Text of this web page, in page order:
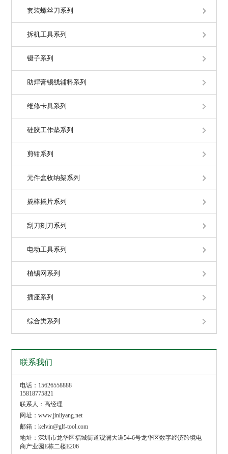
套装螺丝刀系列
拆机工具系列
镊子系列
助焊膏锡线辅料系列
维修卡具系列
硅胶工作垫系列
剪钳系列
元件盒收纳架系列
撬棒撬片系列
刮刀刻刀系列
电动工具系列
植锡网系列
插座系列
综合类系列
联系我们
电话：15626558888
15818775821
联系人：高经理
网址：www.jinliyang.net
邮箱：kelvin@glf-tool.com
地址：深圳市龙华区福城街道观澜大道54-6号龙华区数字经济跨境电
商产业园E栋二楼E206